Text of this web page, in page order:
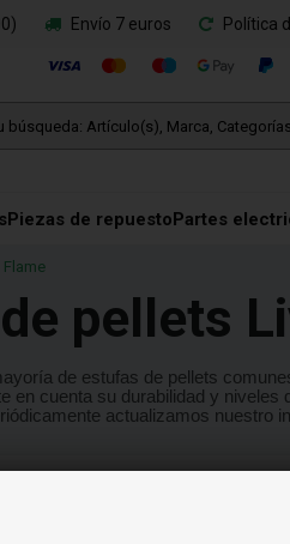
Envío 7 euros Política
Piezas de repuestoPartes
pellets
de estufas de pellets
en cuenta su durabilidad y niveles
actualizamos nuestro